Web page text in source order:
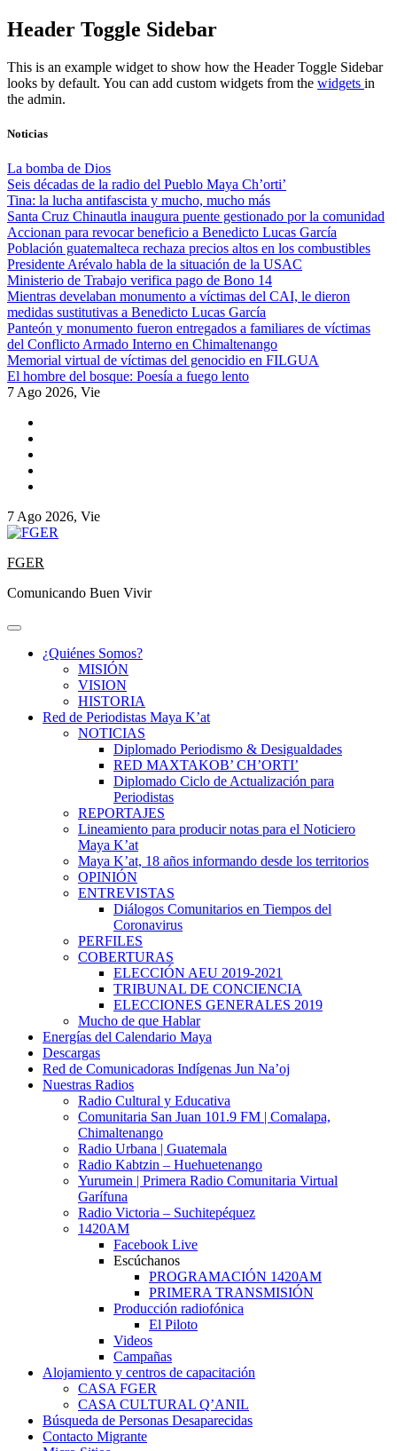
Skip
to
Header Toggle Sidebar
This is an example widget to show how the Header Toggle Sidebar
looks by default. You can add custom widgets from the widgets in
the admin.
Noticias
La bomba de Dios
Seis décadas de la radio del Pueblo Maya Ch’orti’
Tina: la lucha antifascista y mucho, mucho más
Santa Cruz Chinautla inaugura puente gestionado por la comunidad
Accionan para revocar beneficio a Benedicto Lucas García
Población guatemalteca rechaza precios altos en los combustibles
Presidente Arévalo habla de la situación de la USAC
Ministerio de Trabajo verifica pago de Bono 14
Mientras develaban monumento a víctimas del CAI, le dieron
medidas sustitutivas a Benedicto Lucas García
Panteón y monumento fueron entregados a familiares de víctimas
del Conflicto Armado Interno en Chimaltenango
Memorial virtual de víctimas del genocidio en FILGUA
El hombre del bosque: Poesía a fuego lento
7 Ago 2026, Vie
7 Ago 2026, Vie
FGER
Comunicando Buen Vivir
¿Quiénes Somos?
MISIÓN
VISION
HISTORIA
Red de Periodistas Maya K’at
NOTICIAS
Diplomado Periodismo & Desigualdades
RED MAXTAKOB’ CH’ORTI’
Diplomado Ciclo de Actualización para
Periodistas
REPORTAJES
Lineamiento para producir notas para el Noticiero
Maya K’at
Maya K’at, 18 años informando desde los territorios
OPINIÓN
ENTREVISTAS
Diálogos Comunitarios en Tiempos del
Coronavirus
PERFILES
COBERTURAS
ELECCIÓN AEU 2019-2021
TRIBUNAL DE CONCIENCIA
ELECCIONES GENERALES 2019
Mucho de que Hablar
Energías del Calendario Maya
Descargas
Red de Comunicadoras Indígenas Jun Na’oj
Nuestras Radios
Radio Cultural y Educativa
Comunitaria San Juan 101.9 FM | Comalapa,
Chimaltenango
Radio Urbana | Guatemala
Radio Kabtzin – Huehuetenango
Yurumein | Primera Radio Comunitaria Virtual
Garífuna
Radio Victoria – Suchitepéquez
1420AM
Facebook Live
Escúchanos
PROGRAMACIÓN 1420AM
PRIMERA TRANSMISIÓN
Producción radiofónica
El Piloto
Videos
Campañas
Alojamiento y centros de capacitación
CASA FGER
CASA CULTURAL Q’ANIL
Búsqueda de Personas Desaparecidas
Contacto Migrante